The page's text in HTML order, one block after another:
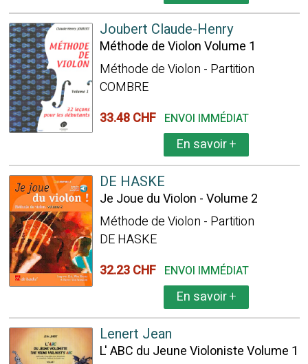
Joubert Claude-Henry
Méthode de Violon Volume 1
Méthode de Violon - Partition
COMBRE
33.48 CHF ENVOI IMMÉDIAT
En savoir+
DE HASKE
Je Joue du Violon - Volume 2
Méthode de Violon - Partition
DE HASKE
32.23 CHF ENVOI IMMÉDIAT
En savoir+
Lenert Jean
L' ABC du Jeune Violoniste Volume 1